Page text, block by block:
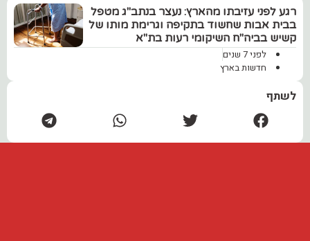
רגע לפני עזיבתו מהארץ: נעצר בנתב"ג מטפל
בבית אבות שחשוד בתקיפה וגרימת מותו של
קשיש בביה"ח השיקומי רעות בת"א
לפני 7 שנים
חדשות בארץ
לשתף